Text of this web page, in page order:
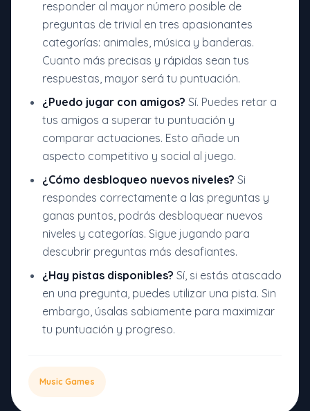
responder al mayor número posible de
preguntas de trivial en tres apasionantes
categorías: animales, música y banderas.
Cuanto más precisas y rápidas sean tus
respuestas, mayor será tu puntuación.
¿Puedo jugar con amigos? Sí. Puedes retar a
tus amigos a superar tu puntuación y
comparar actuaciones. Esto añade un
aspecto competitivo y social al juego.
¿Cómo desbloqueo nuevos niveles? Si
respondes correctamente a las preguntas y
ganas puntos, podrás desbloquear nuevos
niveles y categorías. Sigue jugando para
descubrir preguntas más desafiantes.
¿Hay pistas disponibles? Sí, si estás atascado
en una pregunta, puedes utilizar una pista. Sin
embargo, úsalas sabiamente para maximizar
tu puntuación y progreso.
Music Games